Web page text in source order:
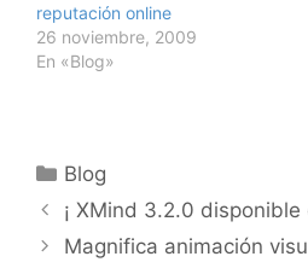
reputación online
26 noviembre, 2009
En «Blog»
Categorías
Blog
¡ XMind 3.2.0
Magnifica animación